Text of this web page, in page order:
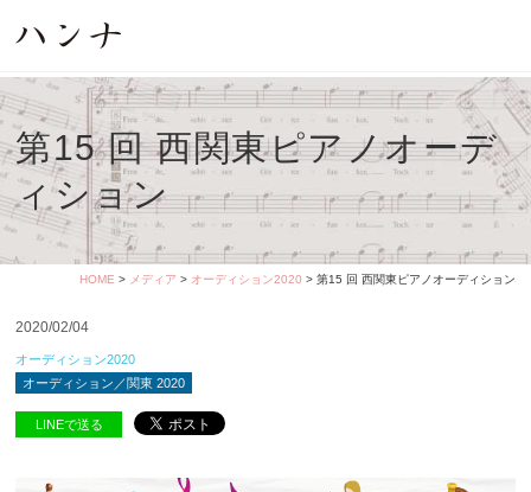
第15 回 西関東ピアノオーデ
ィション
HOME > メディア > オーディション2020 > 第15 回 西関東ピアノオーディション
2020/02/04
オーディション2020
オーディション／関東 2020
LINEで送る